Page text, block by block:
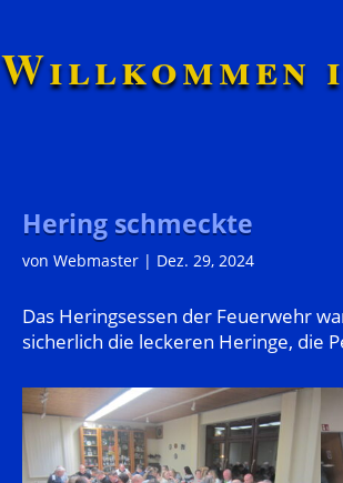
Willkommen
Hering schmeckte
von Webmaster| Dez. 29, 2024
Das Heringsessen der Feuerwehr
sicherlich die leckeren Heringe, die